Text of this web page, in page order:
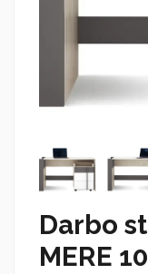
Darbo
MERE